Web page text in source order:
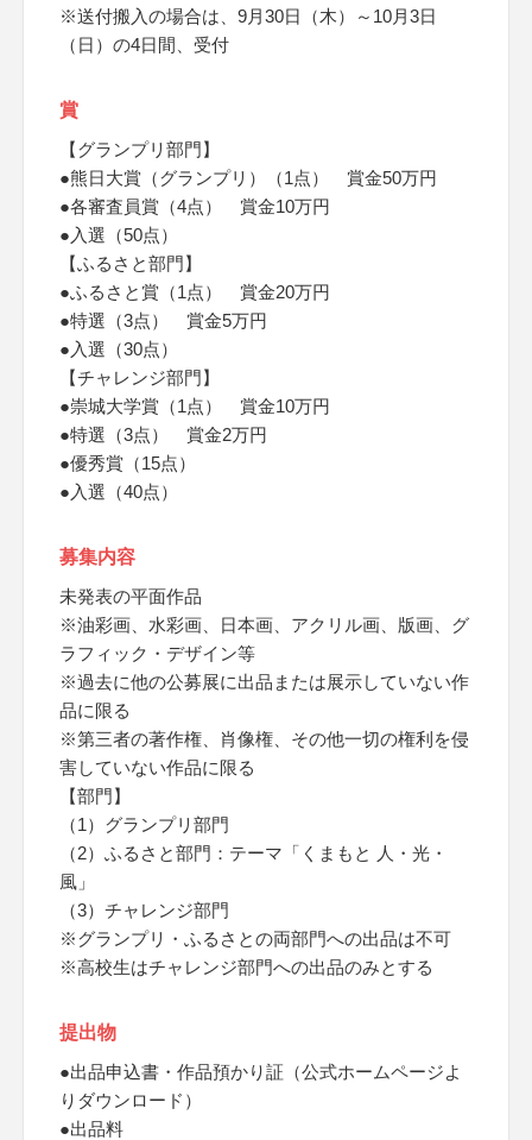
※送付搬入の場合は、9月30日（木）～10月3日
（日）の4日間、受付
賞
【グランプリ部門】
●熊日大賞（グランプリ）（1点） 賞金50万円
●各審査員賞（4点） 賞金10万円
●入選（50点）
【ふるさと部門】
●ふるさと賞（1点） 賞金20万円
●特選（3点） 賞金5万円
●入選（30点）
【チャレンジ部門】
●崇城大学賞（1点） 賞金10万円
●特選（3点） 賞金2万円
●優秀賞（15点）
●入選（40点）
募集内容
未発表の平面作品
※油彩画、水彩画、日本画、アクリル画、版画、グ
ラフィック・デザイン等
※過去に他の公募展に出品または展示していない作
品に限る
※第三者の著作権、肖像権、その他一切の権利を侵
害していない作品に限る
【部門】
（1）グランプリ部門
（2）ふるさと部門：テーマ「くまもと 人・光・
風」
（3）チャレンジ部門
※グランプリ・ふるさとの両部門への出品は不可
※高校生はチャレンジ部門への出品のみとする
提出物
●出品申込書・作品預かり証（公式ホームページよ
りダウンロード）
●出品料